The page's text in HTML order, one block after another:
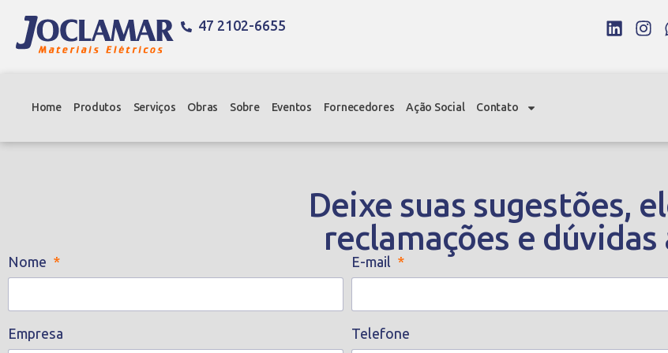
47 2102-6655
Home Produtos Serviços Obras Sobre Eventos Fornecedores Ação Social Contato
Deixe suas sugestões,
reclamações e dúvidas
Nome E-mail
Empresa Telefone